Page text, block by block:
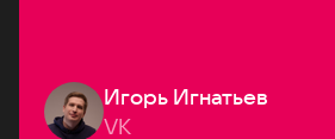
Игорь Игнатьев
VK